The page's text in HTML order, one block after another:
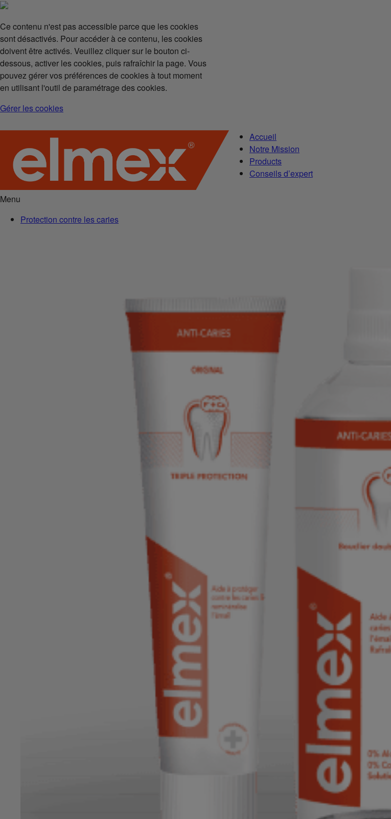
Ce contenu n'est pas accessible parce que les cookies
sont désactivés. Pour accéder à ce contenu, les cookies
doivent être activés. Veuillez cliquer sur le bouton ci-
dessous, activer les cookies, puis rafraîchir la page. Vous
pouvez gérer vos préférences de cookies à tout moment
en utilisant l'outil de paramétrage des cookies.
Gérer les cookies
Accueil
Notre Mission
Products
Conseils d’expert
Menu
Protection contre les caries